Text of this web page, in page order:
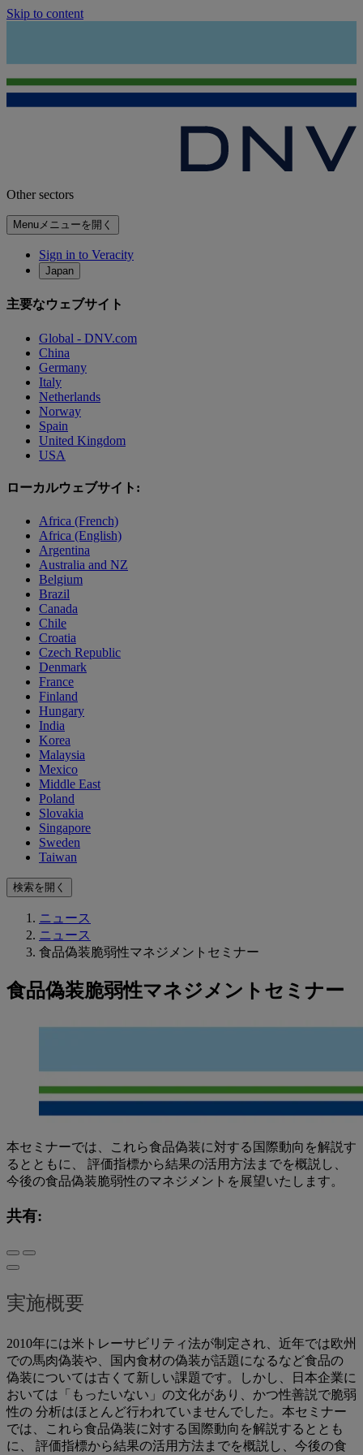
Skip to content
Other sectors
Menuメニューを開く
Sign in to Veracity
Japan
主要なウェブサイト
Global - DNV.com
China
Germany
Italy
Netherlands
Norway
Spain
United Kingdom
USA
ローカルウェブサイト:
Africa (French)
Africa (English)
Argentina
Australia and NZ
Belgium
Brazil
Canada
Chile
Croatia
Czech Republic
Denmark
France
Finland
Hungary
India
Korea
Malaysia
Mexico
Middle East
Poland
Slovakia
Singapore
Sweden
Taiwan
検索を開く
ニュース
ニュース
食品偽装脆弱性マネジメントセミナー
食品偽装脆弱性マネジメントセミナー
本セミナーでは、これら食品偽装に対する国際動向を解説す
るとともに、 評価指標から結果の活用方法までを概説し、
今後の食品偽装脆弱性のマネジメントを展望いたします。
共有:
実施概要
2010年には米トレーサビリティ法が制定され、近年では欧州
での馬肉偽装や、国内食材の偽装が話題になるなど食品の
偽装については古くて新しい課題です。しかし、日本企業に
おいては「もったいない」の文化があり、かつ性善説で脆弱
性の 分析はほとんど行われていませんでした。本セミナー
では、これら食品偽装に対する国際動向を解説するととも
に、 評価指標から結果の活用方法までを概説し、今後の食